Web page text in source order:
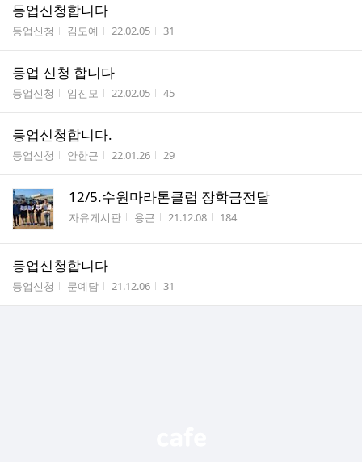
등업신청합니다
게시판명
등업신청 작성자
김도예 작성시간
22.02.05 조회수
31
등업 신청 합니다
게시판명
등업신청 작성자
임진모 작성시간
22.02.05 조회수
45
등업신청합니다.
게시판명
등업신청 작성자
안한근 작성시간
22.01.26 조회수
29
12/5.수원마라톤클럽 장학금전달
게시판명
자유게시판 작성자
용근 작성시간
21.12.08 조회수
184
등업신청합니다
게시판명
등업신청 작성자
문예담 작성시간
21.12.06 조회수
31